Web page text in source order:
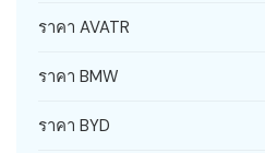
ราคา AVATR
ราคา BMW
ราคา BYD